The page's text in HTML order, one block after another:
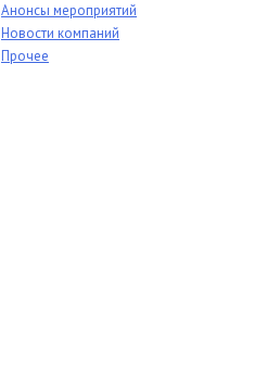
Анонсы мероприятий
Новости компаний
Прочее